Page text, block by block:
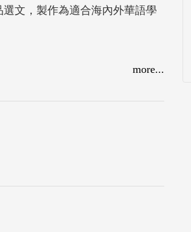
文，製作為適合海內外華語學
more...